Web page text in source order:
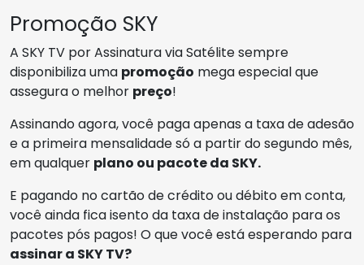
Promoção SKY
A SKY TV por Assinatura via Satélite sempre
disponibiliza uma promoção mega especial que
assegura o melhor preço!
Assinando agora, você paga apenas a taxa de adesão
e a primeira mensalidade só a partir do segundo mês,
em qualquer plano ou pacote da SKY.
E pagando no cartão de crédito ou débito em conta,
você ainda fica isento da taxa de instalação para os
pacotes pós pagos! O que você está esperando para
assinar a SKY TV?